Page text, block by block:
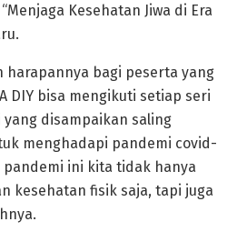
Kesehatan Jiwa di Era
harapannya bagi peserta yang
DIY bisa mengikuti setiap seri
disampaikan saling
menghadapi pandemi covid-
pandemi ini kita tidak hanya
kesehatan fisik saja, tapi juga